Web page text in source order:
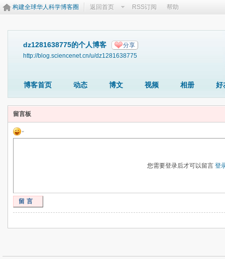
构建全球华人科学博客圈 返回首页 RSS订阅 帮助
dz1281638775的个人博客 分享
http://blog.sciencenet.cn/u/dz1281638775
博客首页 动态 博文 视频 相册 好
留言板
您需要登录后才可以留言 登
留言